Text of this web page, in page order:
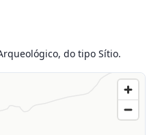
do tipo Sítio.